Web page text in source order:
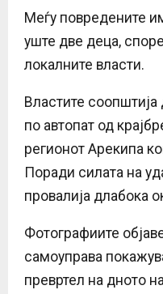
Меѓу повредените
уште две деца,
локалните власти.
Властите
по автопат од
регионот Арекипа
Поради силата на
провалија длабока
Фотографиите
самоуправа
превртел на дното